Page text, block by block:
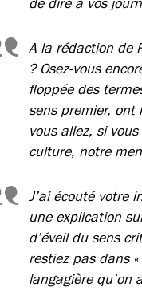
de dire à vos
A la rédaction de
? Osez-vous
floppée des
sens premier, ont
vous allez, si
culture, notre
J’ai écouté votre
une explication
d’éveil du sens
restiez pas dans
langagière qu’on